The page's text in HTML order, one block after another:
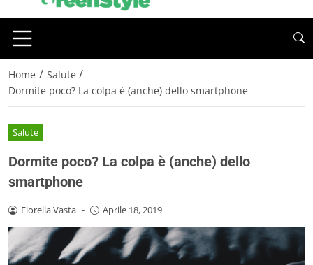
Home / Salute /
Dormite poco? La colpa è (anche) dello smartphone
Salute
Dormite poco? La colpa è (anche) dello
smartphone
Fiorella Vasta - Aprile 18, 2019